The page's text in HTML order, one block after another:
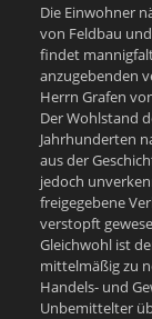
Die Einwohner
von Feldbau
findet
anzugebenden
Herrn Grafen
Der Wohlstand
Jahrhunderten
aus der
jedoch
freigegebene
verstopft
Gleichwohl ist
mittelmäßig zu
Handels- und
Unbemittelter